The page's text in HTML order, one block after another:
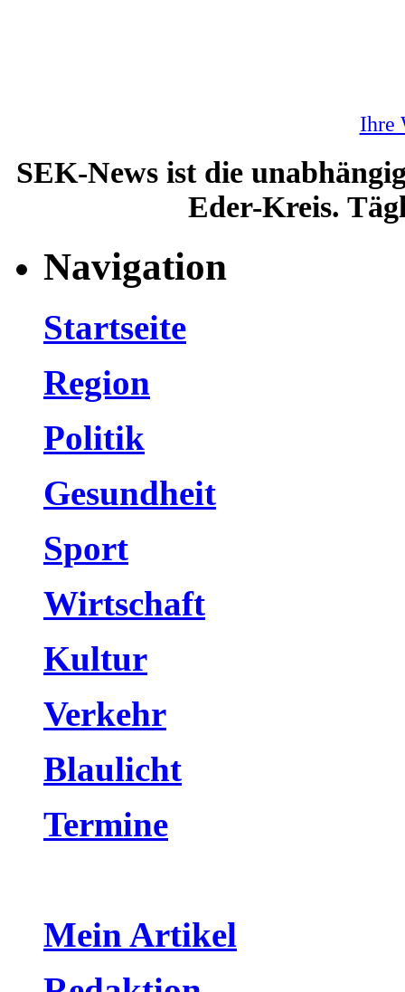
Ihre
SEK-News ist die
Eder-Kreis.
Navigation
Startseite
Region
Politik
Gesundheit
Sport
Wirtschaft
Kultur
Verkehr
Blaulicht
Termine
Mein Artikel